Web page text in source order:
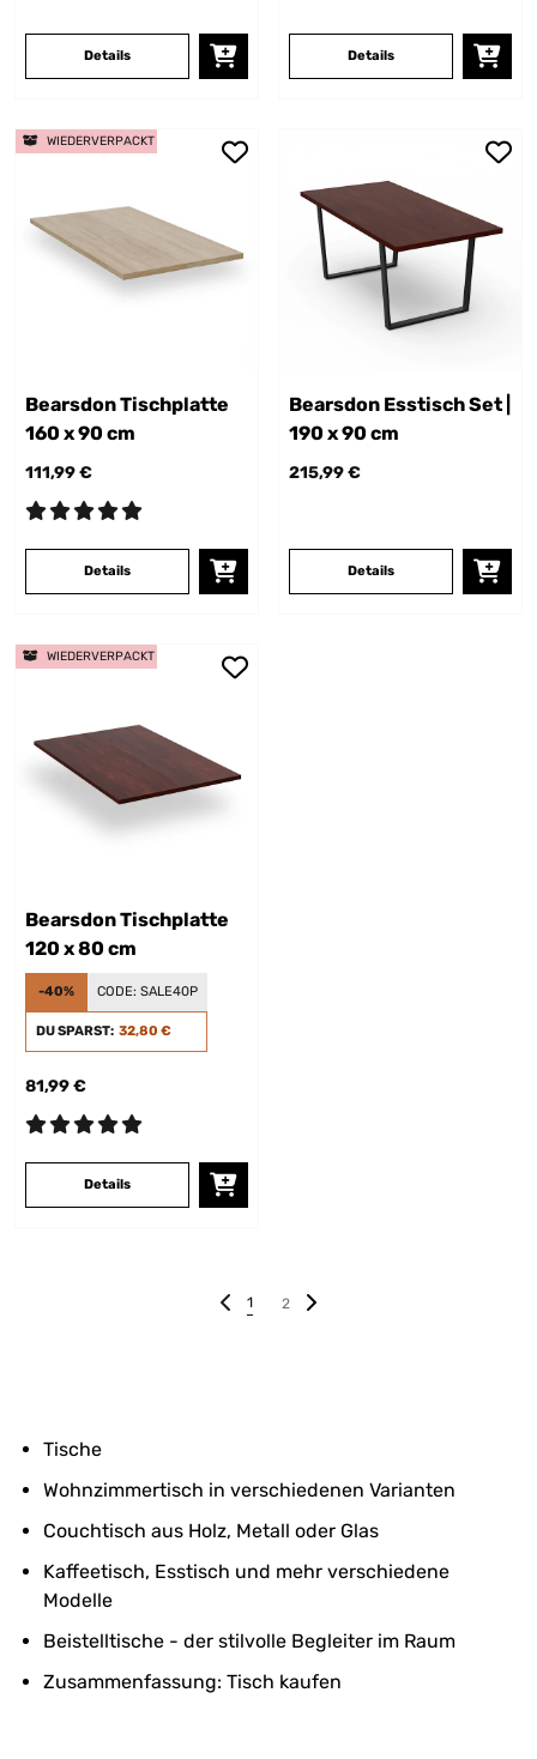
Details Details
Bearsdon Tischplatte
160 x 90 cm
111,99 €
Details
WIEDERVERPACKT
Bearsdon Esstisch Set |
190 x 90 cm
215,99 €
Details
Bearsdon Tischplatte
120 x 80 cm
-40% CODE: SALE40P
DU SPARST: 32,80 €
81,99 €
Details
WIEDERVERPACKT
1 2
Tische
Wohnzimmertisch in verschiedenen Varianten
Couchtisch aus Holz, Metall oder Glas
Kaffeetisch, Esstisch und mehr verschiedene
Modelle
Beistelltische - der stilvolle Begleiter im Raum
Zusammenfassung: Tisch kaufen